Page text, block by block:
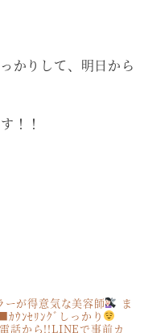
かりして、明日から
！！
が得意気な美容師
ま
ｶｳﾝｾﾘﾝｸﾞしっかり
話から!!LINEで事前カ